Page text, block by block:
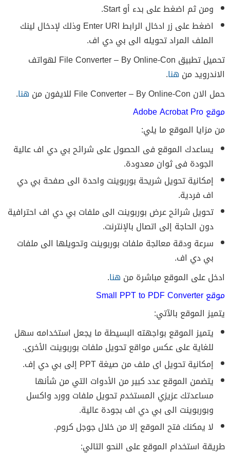
ومن ثم اضغط على بدء أو Start.
اضغط على زر ادخال الرابط Enter URl وذلك لإدخال لينك
الملف المراد تحويله الى بي دي اف.
تحميل تطبيق File Converter – By Online-Con لهواتف
الاندرويد من هنا.
حمل الان File Converter – By Online-Con للايفون من
هنا.
موقع Adobe Acrobat Pro
من مزايا الموقع ما يلي:
يساعدك الموقع فى الحصول على شرائح بي دي اف عالية
الجودة فى ثوان معدودة.
إمكانية تحويل شريحة بوربوينت واحدة الى صفحة بي دي
اف فردية.
تحويل شرائح عرض بوربوينت الى ملفات بي دي اف احترافية
دون الحاجة إلى اتصال بالإنترنت.
سرعة ودقة معالجة ملفات بوربوينت وتحويلها الى ملفات
بي دي اف.
ادخل على الموقع مباشرة من هنا.
موقع Small PPT to PDF Converter
يتميز الموقع بالآتي:
يتميز الموقع بواجهته البسيطة ما يجعل استخدامه سهل
للغاية على عكس مواقع تحويل ملفات بوربوينت الأخرى.
إمكانية تحويل اى ملف من صيغة PPT إلى بي دي إف.
يتضمن الموقع عدد كبير من الأدوات التي من شأنها
مساعدتك عزيزي المستخدم تحويل ملفات وورد واكسل
وبوربوينت الى بي دي اف بجودة عالية.
لا يمكنك فتح الموقع إلا من خلال جوجل كروم.
طريقة استخدام الموقع على النحو التالي: